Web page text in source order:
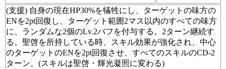
(支援) 自身の現在HP30%を犠牲にし、ターゲットの味方の
ENを2pt回復し、ターゲット範囲2マス以内のすべての味方
に、ランダムな2個のLv.2バフ を付与する。2ターン継続す
る。 聖啓を所持している時、スキル効果が強化され、中心
のターゲットのENを2pt回復させ、すべてのスキルのCD-2
ターン。(スキルは聖啓・輝光凝照に変わる)